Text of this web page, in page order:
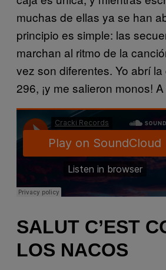
muchas de ellas ya se han
principio es simple: las
marchan al ritmo de la
vez son diferentes. Yo abrí
296, ¡y me salieron monos!
SALUT C’EST
LOS NACOS